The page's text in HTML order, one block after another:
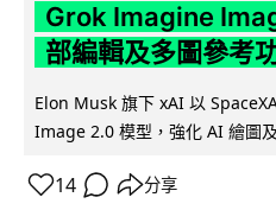
Grok Imagine
部編輯及多圖參考
Elon Musk 旗下 xAI 以
Image 2.0 模型，強化 AI 繪圖
14 分享